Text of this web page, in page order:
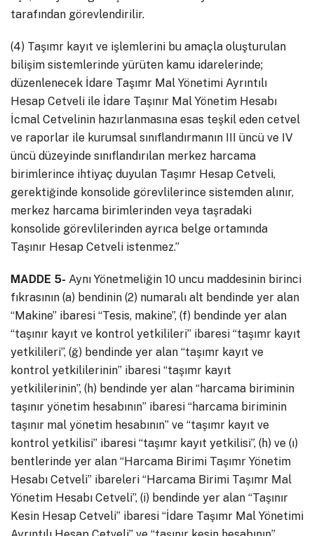
tarafından görevlendirilir.
(4) Taşımr kayıt ve işlemlerini bu amaçla oluşturulan
bilişim sistemlerinde yürüten kamu idarelerinde;
düzenlenecek İdare Taşımr Mal Yönetimi Ayrıntılı
Hesap Cetveli ile İdare Taşınır Mal Yönetim Hesabı
İcmal Cetvelinin hazırlanmasına esas teşkil eden cetvel
ve raporlar ile kurumsal sınıflandırmanın III üncü ve IV
üncü düzeyinde sınıflandırılan merkez harcama
birimlerince ihtiyaç duyulan Taşımr Hesap Cetveli,
gerektiğinde konsolide görevlilerince sistemden alınır,
merkez harcama birimlerinden veya taşradaki
konsolide görevlilerinden ayrıca belge ortamında
Taşınır Hesap Cetveli istenmez.”
MADDE 5- Aynı Yönetmeliğin 10 uncu maddesinin birinci
fıkrasının (a) bendinin (2) numaralı alt bendinde yer alan
“Makine” ibaresi “Tesis, makine”, (f) bendinde yer alan
“taşınır kayıt ve kontrol yetkilileri” ibaresi “taşımr kayıt
yetkilileri”, (ğ) bendinde yer alan “taşımr kayıt ve
kontrol yetkililerinin” ibaresi “taşımr kayıt
yetkililerinin”, (h) bendinde yer alan “harcama biriminin
taşınır yönetim hesabının” ibaresi “harcama biriminin
taşınır mal yönetim hesabının” ve “taşımr kayıt ve
kontrol yetkilisi” ibaresi “taşımr kayıt yetkilisi”, (h) ve (ı)
bentlerinde yer alan “Harcama Birimi Taşımr Yönetim
Hesabı Cetveli” ibareleri “Harcama Birimi Taşımr Mal
Yönetim Hesabı Cetveli”, (i) bendinde yer alan “Taşınır
Kesin Hesap Cetveli” ibaresi “İdare Taşımr Mal Yönetimi